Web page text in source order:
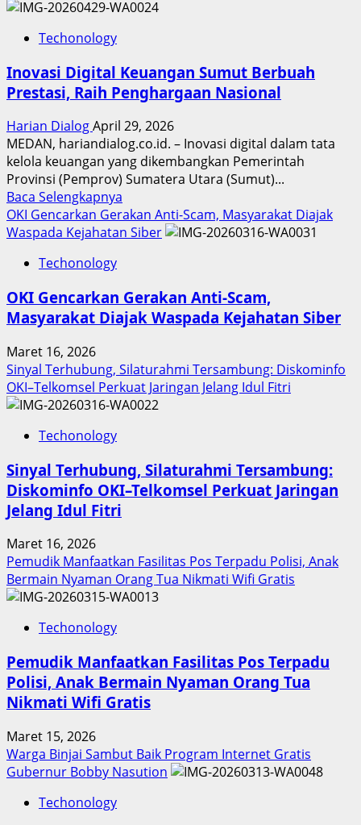
Techonology
Inovasi Digital Keuangan Sumut Berbuah
Prestasi, Raih Penghargaan Nasional
Harian DialogApril 29, 2026
MEDAN, hariandialog.co.id. – Inovasi digital dalam tata
kelola keuangan yang dikembangkan Pemerintah
Provinsi (Pemprov) Sumatera Utara (Sumut)...
Baca Selengkapnya
more
about
Sumut
Berbuah
Penghargaan
Nasional
OKI Gencarkan Gerakan Anti-Scam, Masyarakat Diajak
Waspada Kejahatan Siber
Techonology
OKI Gencarkan Gerakan Anti-Scam,
Masyarakat Diajak Waspada Kejahatan Siber
Maret 16, 2026
Sinyal Terhubung, Silaturahmi Tersambung: Diskominfo
OKI–Telkomsel Perkuat Jaringan Jelang Idul Fitri
Techonology
Sinyal Terhubung, Silaturahmi Tersambung:
Diskominfo OKI–Telkomsel Perkuat Jaringan
Jelang Idul Fitri
Maret 16, 2026
Pemudik Manfaatkan Fasilitas Pos Terpadu Polisi, Anak
Bermain Nyaman Orang Tua Nikmati Wifi Gratis
Techonology
Pemudik Manfaatkan Fasilitas Pos Terpadu
Polisi, Anak Bermain Nyaman Orang Tua
Nikmati Wifi Gratis
Maret 15, 2026
Warga Binjai Sambut Baik Program Internet Gratis
Gubernur Bobby Nasution
Techonology